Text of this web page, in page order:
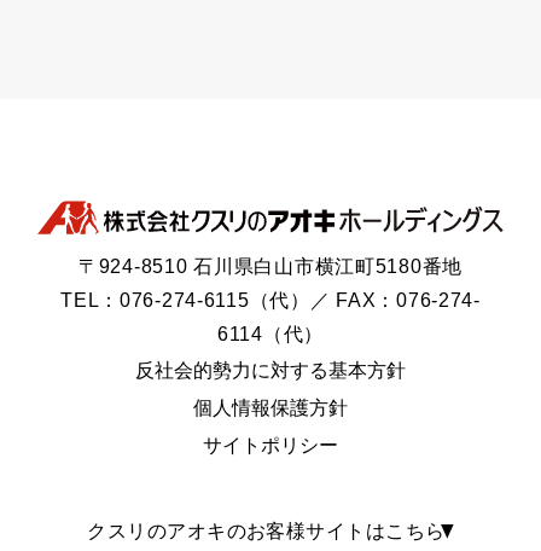
〒924-8510 石川県白山市横江町5180番地
TEL：076-274-6115（代）／ FAX：076-274-
6114（代）
反社会的勢力に対する基本方針
個人情報保護方針
サイトポリシー
クスリのアオキのお客様サイトはこちら